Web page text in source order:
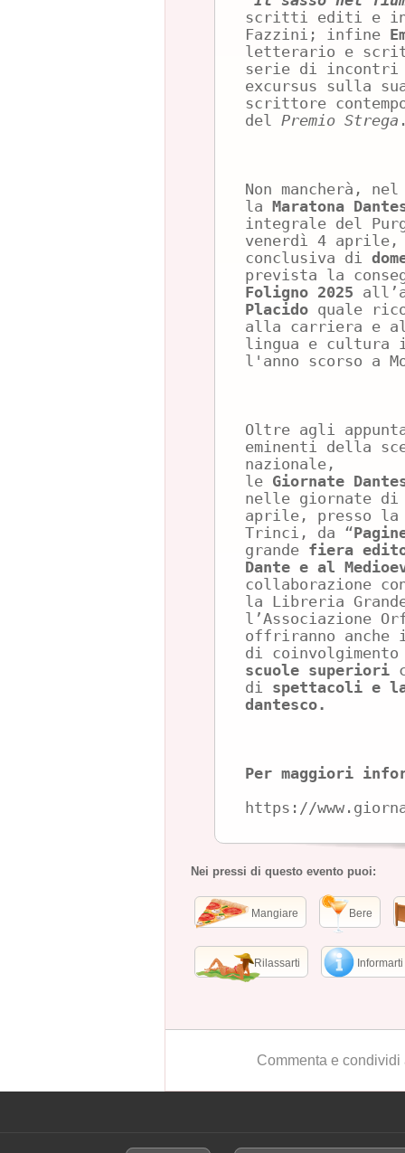
scritti editi e
Fazzini; infine
letterario e
serie di incontri
excursus sulla
scrittore
del Premio Strega
Non mancherà,
la Maratona
integrale del
venerdì 4 aprile,
conclusiva di
prevista la
Foligno 2025
Placido quale
alla carriera e
lingua e
l'anno scorso a
Oltre agli
eminenti della
nazionale,
le Giornate
nelle giornate di
aprile, presso la
Trinci, da “
grande fiera
Dante e al
collaborazione
la Libreria
l’Associazione
offriranno anche
di
scuole superiori
di spettacoli e
dantesco.
Per maggiori
https://
Nei pressi di questo evento puoi:
Mangiare Bere
Rilassarti Informarti
Commenta e